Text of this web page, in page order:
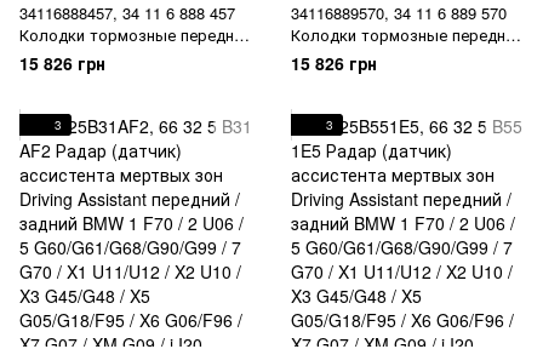
34116888457, 34 11 6 888 457
Колодки тормозные передние
BMW 2 G42 / 3 G20/G21 / 4
G23/G26 / 5 G30/G31 / 6 G32 /
G26 / iX I20 / X3 G01 / X4 G02 /
X5 G05/G18 / X6 G06 / X7 G07 /
Z4 G29
15 826 грн
34116889570, 34 11 6 889 570
Колодки тормозные передние
BMW 2 G42 / 3 G20/G21 / 4
G23/G26 / 5 G30/G31 / 6 G32 /
G26 / iX I20 / X3 G01 / X4 G02 /
X5 G05/G18 / X6 G06 / X7 G07 /
Z4 G29
15 826 грн
3 3